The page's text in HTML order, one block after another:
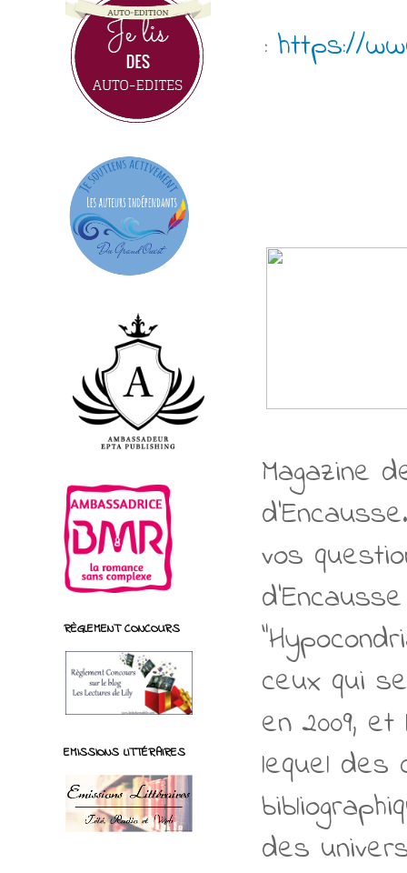
: https://
Magazine
vos
ceux qui
en 2009,
lequel
des
RÈGLEMENT CONCOURS
EMISSIONS LITTÉRAIRES